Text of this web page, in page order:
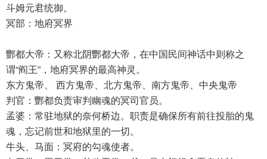
斗姆元君统御。
冥部：地府冥界
酆都大帝：又称北阴酆都大帝，在中国民间神话中则称之
谓“阎王”，地府冥界的最高神灵。
东方鬼帝、 西方鬼帝、北方鬼帝、南方鬼帝、中央鬼帝
判官：酆都负责审判幽魂的冥司官员。
孟婆：常驻地狱的奈何桥边。职责是确保所有前往投胎的鬼
魂，忘记前世和地狱里的一切。
牛头、马面：冥府的勾魂使者。